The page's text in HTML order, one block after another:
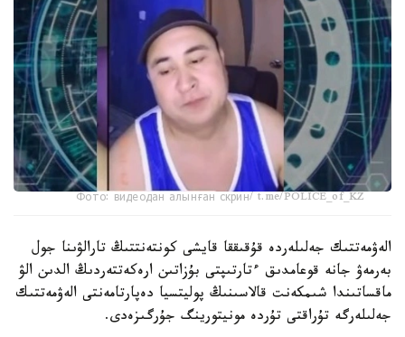
Фото: видеодан алынған скрин/ t.me/POLICE_of_KZ
الەۋمەتتىك جەلىلەردە قۇقىققا قايشى كونتەنتتىڭ تارالۋىنا جول
بەرمەۋ جانە قوعامدىق ءتارتىپتى بۇزاتىن ارەكەتتەردىڭ الدىن الۋ
ماقساتىندا شىمكەنت قالاسىنىڭ پوليتسيا دەپارتامەنتى الەۋمەتتىك
جەلىلەرگە تۇراقتى تۇردە مونيتورينگ جۇرگىزەدى.